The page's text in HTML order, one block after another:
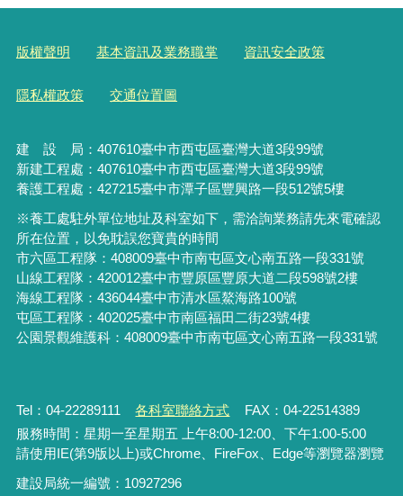
版權聲明 基本資訊及業務職掌 資訊安全政策
隱私權政策 交通位置圖
建 設 局： 407610臺中市西屯區臺灣大道3段99號
新建工程處：407610臺中市西屯區臺灣大道3段99號
養護工程處：427215臺中市潭子區豐興路一段512號5樓
※養工處駐外單位地址及科室如下，需洽詢業務請先來電確認
所在位置，以免耽誤您寶貴的時間
市六區工程隊：408009臺中市南屯區文心南五路一段331號
山線工程隊：420012臺中市豐原區豐原大道二段598號2樓
海線工程隊：436044臺中市清水區鰲海路100號
屯區工程隊：402025臺中市南區福田二街23號4樓
公園景觀維護科：408009臺中市南屯區文心南五路一段331號
Tel：04-22289111 各科室聯絡方式
FAX：04-22514389
服務時間：星期一至星期五 上午8:00-12:00、下午1:00-5:00
請使用IE(第9版以上)或Chrome、FireFox、Edge等瀏覽器瀏覽
建設局統一編號：10927296